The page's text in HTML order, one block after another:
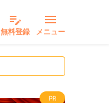
edit_note
無料登録
menu
メニュー
PR